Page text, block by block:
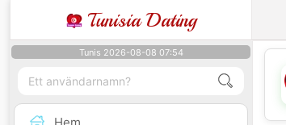
Tunisia Dating
Tunis 2026-08-08 07:54